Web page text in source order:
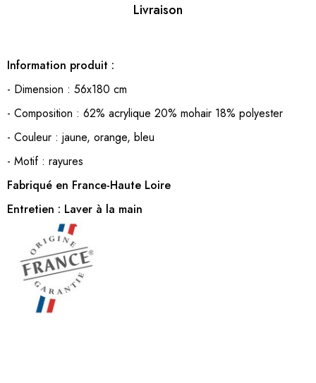
Livraison
Information produit :
- Dimension : 56x180 cm
- Composition : 62% acrylique 20% mohair 18% polyester
- Couleur : jaune, orange, bleu
- Motif : rayures
Fabriqué en France-Haute Loire
Entretien : Laver à la main